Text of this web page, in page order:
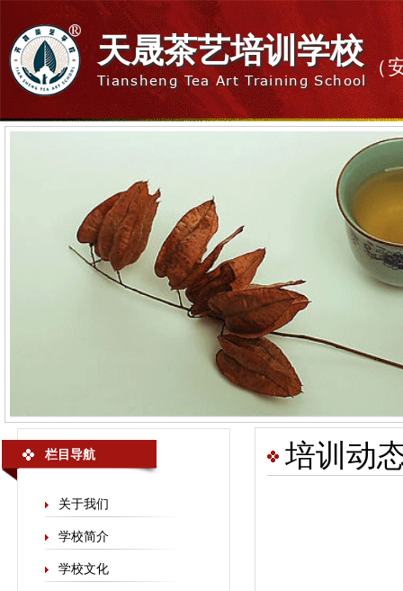
天晟茶艺培训学校
Tiansheng Tea Art Training School
（
栏目导航
关于我们
学校简介
学校文化
培训动